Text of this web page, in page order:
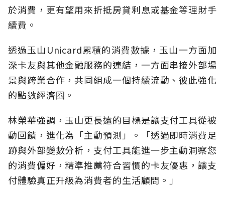
於消費，更有望用來折抵房貸利息或基金等理財手
續費。
透過玉山Unicard累積的消費數據，玉山一方面加
深卡友與其他金融服務的連結，一方面串接外部場
景與跨業合作，共同組成一個持續流動、彼此強化
的點數經濟圈。
林榮華強調，玉山更長遠的目標是讓支付工具從被
動回饋，進化為「主動預測」。「透過即時消費足
跡與外部變數分析，支付工具能進一步主動洞察您
的消費偏好，精準推薦符合習慣的卡友優惠，讓支
付體驗真正升級為消費者的生活顧問。」